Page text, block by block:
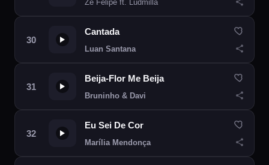
Zé Felipe ft. Ludmilla
Cantada
Luan Santana
Beija-Flor Me Beija
Bruninho & Davi
Eu Sei De Cor
Marília Mendonça